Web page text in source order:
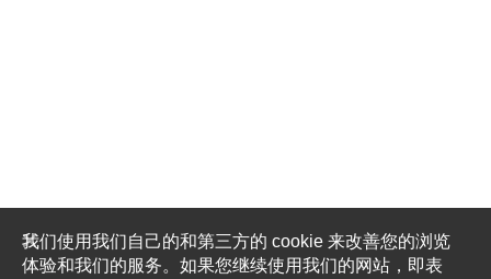
我们使用我们自己的和第三方的 cookie 来改善您的浏览
体验和我们的服务。如果您继续使用我们的网站，即表